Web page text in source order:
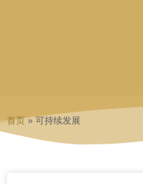
首页» 可持续发展